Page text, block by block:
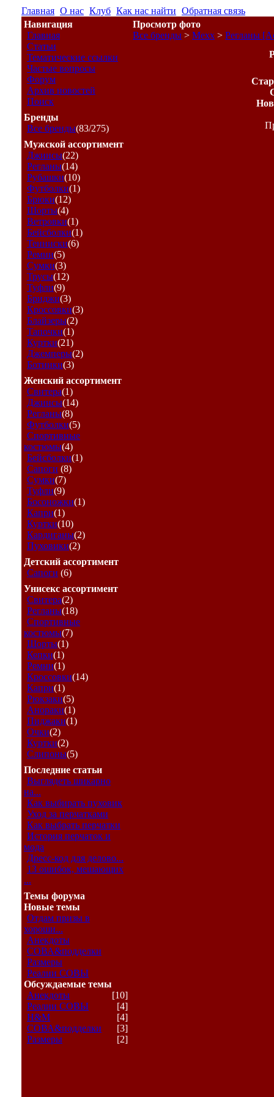
Главная О нас Клуб Как нас найти Обратная связь
Навигация
Главная
Статьи
Тематические ссылки
Частые вопросы
Форум
Архив новостей
Поиск
Бренды
Все бренды(83/275)
Мужской ассортимент
Джинсы(22)
Регланы(14)
Рубашки(10)
Футболки(1)
Брюки(12)
Шорты(4)
Ветровки(1)
Бейсболки(1)
Тенниски(6)
Ремни(5)
Сумки(3)
Трусы(12)
Туфли(9)
Бриджи(3)
Кроссовки(3)
Блайзеры(2)
Тапочки(1)
Куртки(21)
Джемперы(2)
Ботинки(3)
Женский ассортимент
Свитера(1)
Джинсы(14)
Регланы(8)
Футболки(5)
Спортивные
костюмы(4)
Бейсболки(1)
Сапоги (8)
Сумки(7)
Туфли(9)
Босоножки(1)
Капри(1)
Куртки(10)
Кардиганы(2)
Пуховики(2)
Детский ассортимент
Сапоги (6)
Унисекс ассортимент
Свитера(2)
Регланы(18)
Спортивные
костюмы(7)
Шорты(1)
Кепки(1)
Ремни(1)
Кроссовки(14)
Капри(1)
Рюкзаки(5)
Анораки(1)
Пиджаки(1)
Очки(2)
Куртки(2)
Слипоны(5)
Последние статьи
Выглядеть шикарно
на...
Как выбирать пуховик
Уход за перчатками
Как выбрать перчатки
История перчаток и
мода
Дресс-код для делово...
13 ошибок, мешающих
...
Темы форума
Новые темы
Отдам призы в
хороши...
Анекдоты
СОВА&подделки
Размеры
Реалии СОВЫ
Обсуждаемые темы
Анекдоты
[10]
Реалии СОВЫ
[4]
H&M
[4]
СОВА&подделки
[3]
Размеры
[2]
Просмотр фото
Все бренды > Mexx > Регланы